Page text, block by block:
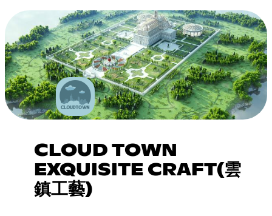
CLOUD TOWN
EXQUISITE CRAFT(雲
鎮工藝)